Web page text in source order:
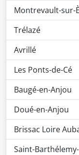
Montrevault-sur-
Trélazé
Avrillé
Les Ponts-de-Cé
Baugé-en-Anjou
Doué-en-Anjou
Brissac Loire
Saint-